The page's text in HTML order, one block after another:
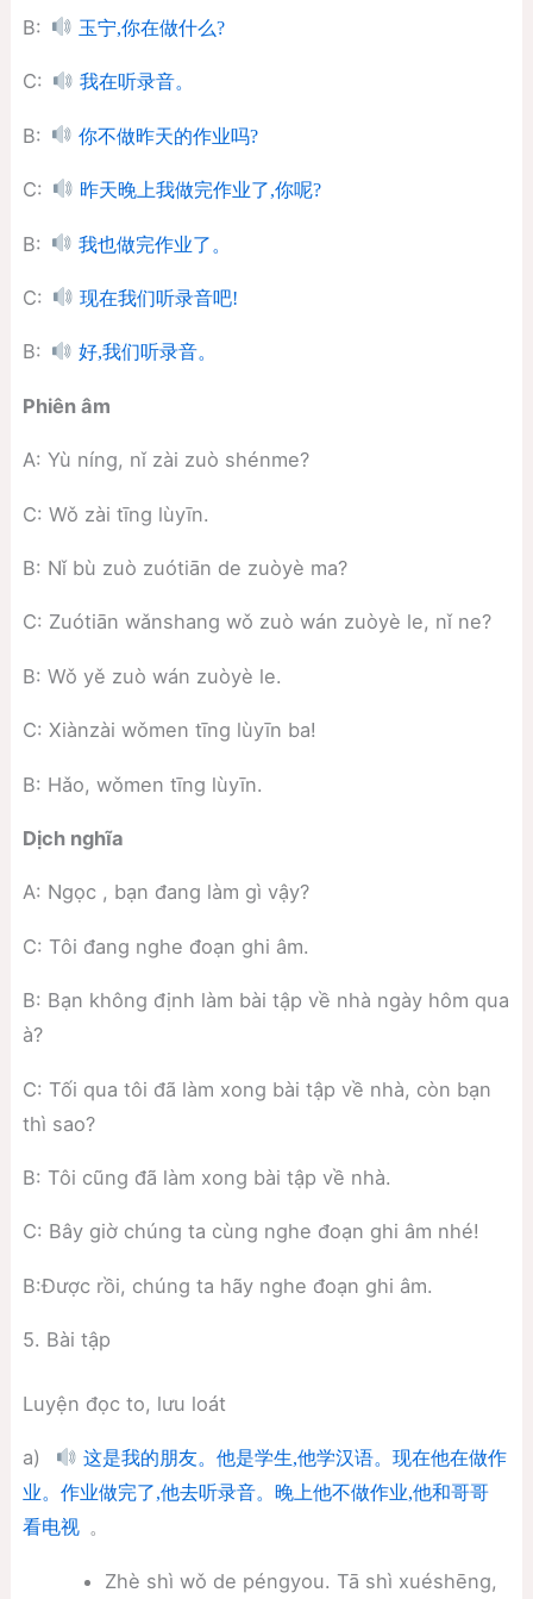
B: 玉宁,你在做什么?
C: 我在听录音。
B: 你不做昨天的作业吗?
C: 昨天晚上我做完作业了,你呢?
B: 我也做完作业了。
C: 现在我们听录音吧!
B: 好,我们听录音。
Phiên âm
A: Yù níng, nǐ zài zuò shénme?
C: Wǒ zài tīng lùyīn.
B: Nǐ bù zuò zuótiān de zuòyè ma?
C: Zuótiān wǎnshang wǒ zuò wán zuòyè le, nǐ ne?
B: Wǒ yě zuò wán zuòyè le.
C: Xiànzài wǒmen tīng lùyīn ba!
B: Hǎo, wǒmen tīng lùyīn.
Dịch nghĩa
A: Ngọc , bạn đang làm gì vậy?
C: Tôi đang nghe đoạn ghi âm.
B: Bạn không định làm bài tập về nhà ngày hôm qua
à?
C: Tối qua tôi đã làm xong bài tập về nhà, còn bạn
thì sao?
B: Tôi cũng đã làm xong bài tập về nhà.
C: Bây giờ chúng ta cùng nghe đoạn ghi âm nhé!
B:Được rồi, chúng ta hãy nghe đoạn ghi âm.
5. Bài tập
Luyện đọc to, lưu loát
a)
这是我的朋友。他是学生,他学汉语。现在他在做作
业。作业做完了,他去听录音。晚上他不做作业,他和哥哥
看电视 。
Zhè shì wǒ de péngyou. Tā shì xuéshēng,